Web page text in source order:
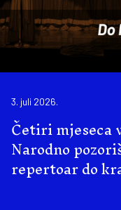
3. juli 2026.
Četiri mjeseca
Narodno
repertoar do